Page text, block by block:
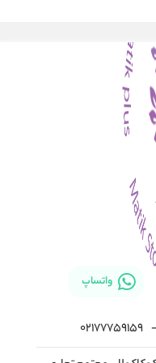
واتساپ
02177759159